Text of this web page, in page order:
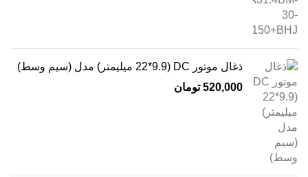
ذغال موتور DC (22*9.9 میلیمتر) مدل (سیم وسط)
520,000 تومان